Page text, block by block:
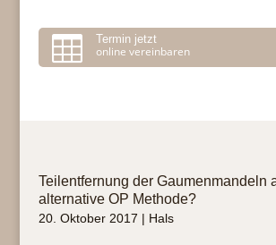
 Termin jetzt
online vereinbaren
Teilentfernung der Gaumenmandeln
alternative OP Methode?
20. Oktober 2017 | Hals